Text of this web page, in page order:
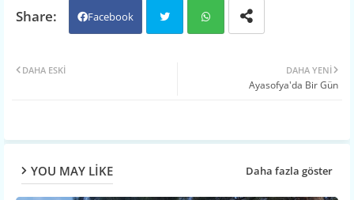
Facebook
DAHA YENI
Ayasofya'da Bir Gün
DAHA ESKI
YOU MAY LIKE Daha fazla göster